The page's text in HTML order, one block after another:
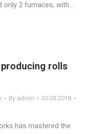
only 2 furnaces, with…
producing rolls
By admin
30.03.2018
has mastered the